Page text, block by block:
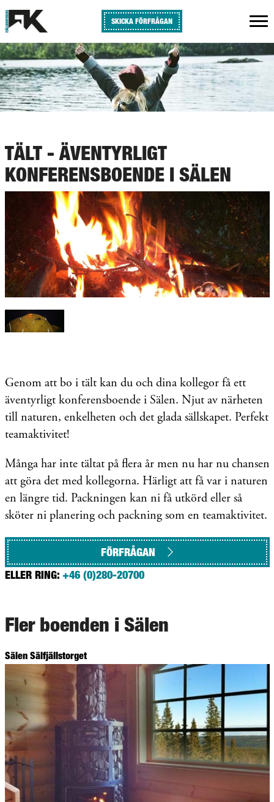
SKICKA FÖRFRÅGAN
TÄLT - ÄVENTYRLIGT
KONFERENSBOENDE I SÄLEN
Genom att bo i tält kan du och dina kollegor få ett
äventyrligt konferensboende i Sälen. Njut av närheten
till naturen, enkelheten och det glada sällskapet. Perfekt
teamaktivitet!
Många har inte tältat på flera år men nu har nu chansen
att göra det med kollegorna. Härligt att få var i naturen
en längre tid. Packningen kan ni få utkörd eller så
sköter ni planering och packning som en teamaktivitet.
FÖRFRÅGAN
ELLER RING: +46 (0)280-20700
Fler boenden i Sälen
Sälen Sälfjällstorget